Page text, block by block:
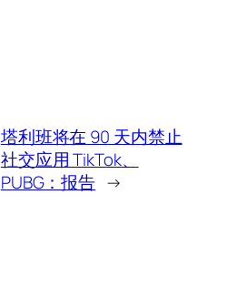
塔利班将在 90 天内禁止
社交应用 TikTok、
PUBG：报告 →